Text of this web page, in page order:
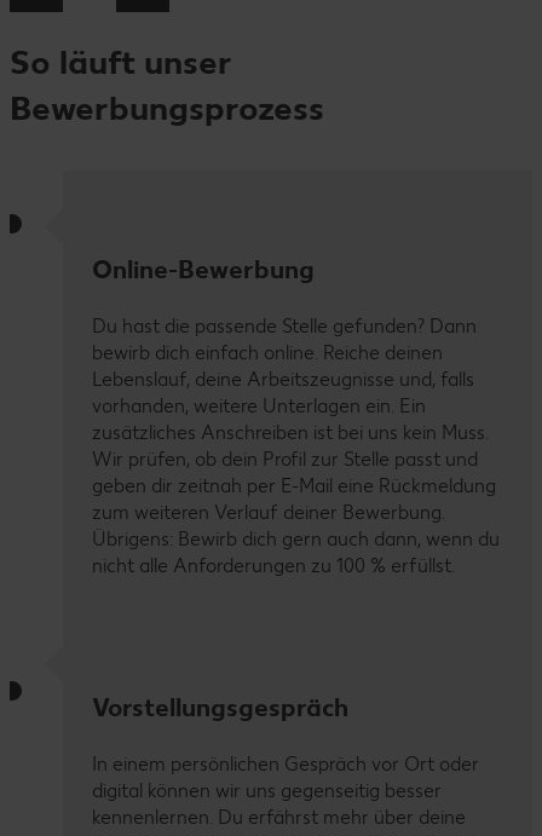
So läuft unser
Bewerbungsprozess
Online-Bewerbung
Du hast die passende Stelle gefunden? Dann
bewirb dich einfach online. Reiche deinen
Lebenslauf, deine Arbeitszeugnisse und, falls
vorhanden, weitere Unterlagen ein. Ein
zusätzliches Anschreiben ist bei uns kein Muss.
Wir prüfen, ob dein Profil zur Stelle passt und
geben dir zeitnah per E-Mail eine Rückmeldung
zum weiteren Verlauf deiner Bewerbung.
Übrigens: Bewirb dich gern auch dann, wenn du
nicht alle Anforderungen zu 100 % erfüllst.
Vorstellungsgespräch
In einem persönlichen Gespräch vor Ort oder
digital können wir uns gegenseitig besser
kennenlernen. Du erfährst mehr über deine